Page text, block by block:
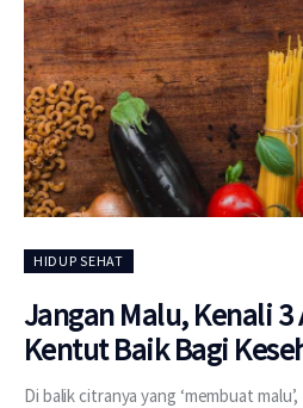
HIDUP SEHAT
Jangan Malu, Kenali 3
Kentut Baik Bagi
Di balik citranya yang ‘membuat